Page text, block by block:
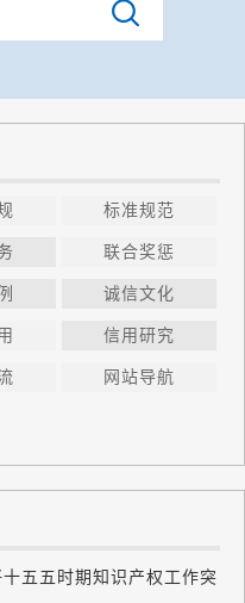
标准规范
联合奖惩
诚信文化
信用研究
网站导航
五五时期知识产权工作突